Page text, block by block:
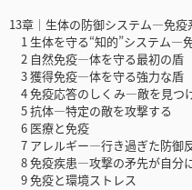
13章｜生体の防御システム―免疫
1 生体を守る“知的”システム―
2 自然免疫―体を守る最初の盾
3 獲得免疫―体を守る強力な盾
4 免疫応答のしくみ―敵を見つ
5 抗体―特定の敵を攻撃する
6 医療と免疫
7 アレルギー―行き過ぎた防御
8 免疫疾患―攻撃の矛先が自分
9 免疫と環境ストレス